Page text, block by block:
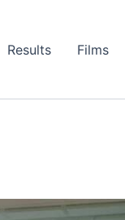
Results Films